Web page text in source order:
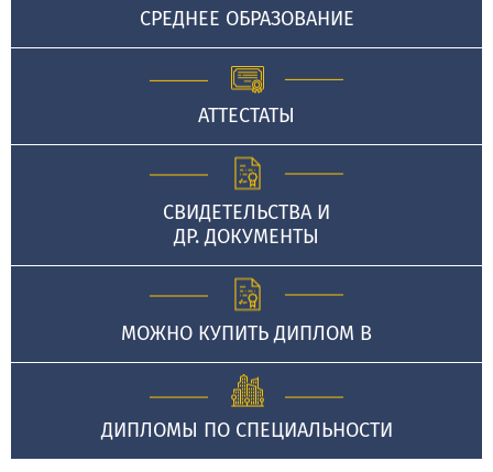
СРЕДНЕЕ ОБРАЗОВАНИЕ
АТТЕСТАТЫ
СВИДЕТЕЛЬСТВА И
ДР. ДОКУМЕНТЫ
МОЖНО КУПИТЬ ДИПЛОМ В
ДИПЛОМЫ ПО СПЕЦИАЛЬНОСТИ